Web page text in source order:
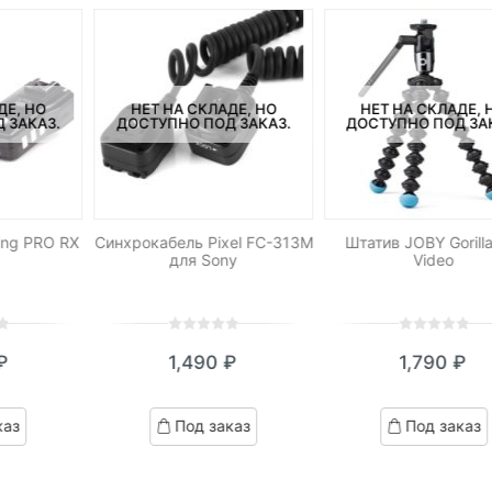
НО
ЗАКАЗ.
PRO RX
НЕТ НА СКЛАДЕ, НО
ДОСТУПНО ПОД ЗАКАЗ.
Синхрокабель Pixel FC-313M
для Sony
out
based
on
customer
1,490₽
Под заказ
НЕТ НА СКЛАДЕ,
ДОСТУПНО ПОД
Штатив JOBY
Video
out
based
on
customer
1,790₽
Под заказ